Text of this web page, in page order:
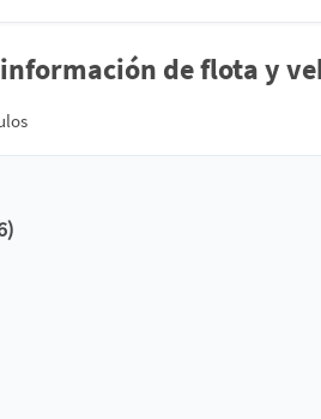
información de flota y